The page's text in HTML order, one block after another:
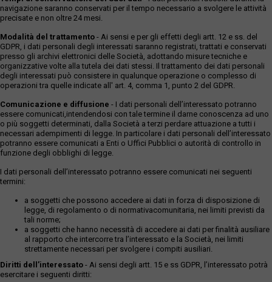
navigazione saranno conservati per il tempo necessario a svolgere le attività
precisate e non oltre 24 mesi.
Modalità del trattamento - Ai sensi e per gli effetti degli artt. 12 e ss. del
GDPR, i dati personali degli interessati saranno registrati, trattati e conservati
presso gli archivi elettronici delle Società, adottando misure tecniche e
organizzative volte alla tutela dei dati stessi. Il trattamento dei dati personali
degli interessati può consistere in qualunque operazione o complesso di
operazioni tra quelle indicate all' art. 4, comma 1, punto 2 del GDPR.
Comunicazione e diffusione - I dati personali dell’interessato potranno
essere comunicati,intendendosi con tale termine il darne conoscenza ad uno
o più soggetti determinati, dalla Società a terzi perdare attuazione a tutti i
necessari adempimenti di legge. In particolare i dati personali dell’interessato
potranno essere comunicati a Enti o Uffici Pubblici o autorità di controllo in
funzione degli obblighi di legge.
I dati personali dell’interessato potranno essere comunicati nei seguenti
termini:
a soggetti che possono accedere ai dati in forza di disposizione di
legge, di regolamento o di normativacomunitaria, nei limiti previsti da
tali norme;
a soggetti che hanno necessità di accedere ai dati per finalità ausiliare
al rapporto che intercorre tra l’interessato e la Società, nei limiti
strettamente necessari per svolgere i compiti ausiliari.
Diritti dell’interessato - Ai sensi degli artt. 15 e ss GDPR, l’interessato potrà
esercitare i seguenti diritti: